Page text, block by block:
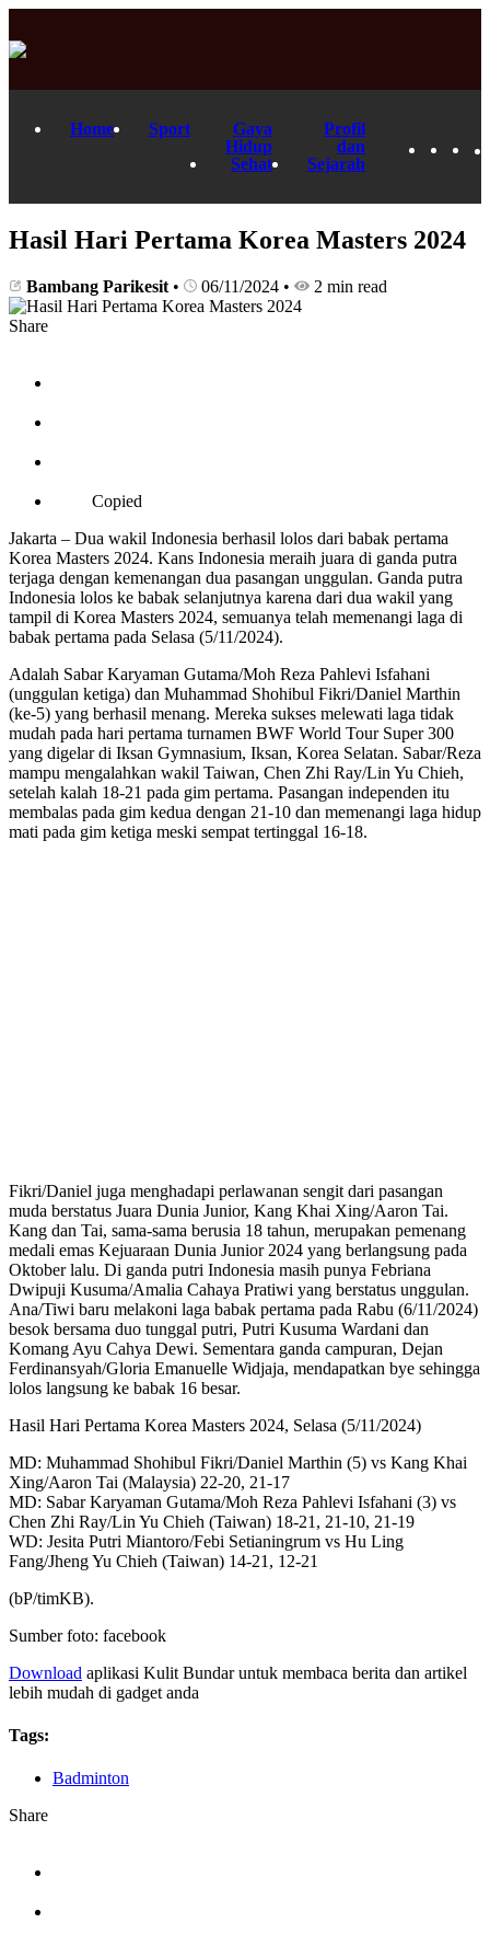
Home Sport
Gaya
Hidup
Sehat
Profil
dan
Sejarah
Hasil Hari Pertama Korea Masters 2024
Bambang Parikesit • 06/11/2024 • 2 min read
Share
Copied
Jakarta – Dua wakil Indonesia berhasil lolos dari babak pertama
Korea Masters 2024. Kans Indonesia meraih juara di ganda putra
terjaga dengan kemenangan dua pasangan unggulan. Ganda putra
Indonesia lolos ke babak selanjutnya karena dari dua wakil yang
tampil di Korea Masters 2024, semuanya telah memenangi laga di
babak pertama pada Selasa (5/11/2024).
Adalah Sabar Karyaman Gutama/Moh Reza Pahlevi Isfahani
(unggulan ketiga) dan Muhammad Shohibul Fikri/Daniel Marthin
(ke-5) yang berhasil menang. Mereka sukses melewati laga tidak
mudah pada hari pertama turnamen BWF World Tour Super 300
yang digelar di Iksan Gymnasium, Iksan, Korea Selatan. Sabar/Reza
mampu mengalahkan wakil Taiwan, Chen Zhi Ray/Lin Yu Chieh,
setelah kalah 18-21 pada gim pertama. Pasangan independen itu
membalas pada gim kedua dengan 21-10 dan memenangi laga hidup
mati pada gim ketiga meski sempat tertinggal 16-18.
Fikri/Daniel juga menghadapi perlawanan sengit dari pasangan
muda berstatus Juara Dunia Junior, Kang Khai Xing/Aaron Tai.
Kang dan Tai, sama-sama berusia 18 tahun, merupakan pemenang
medali emas Kejuaraan Dunia Junior 2024 yang berlangsung pada
Oktober lalu. Di ganda putri Indonesia masih punya Febriana
Dwipuji Kusuma/Amalia Cahaya Pratiwi yang berstatus unggulan.
Ana/Tiwi baru melakoni laga babak pertama pada Rabu (6/11/2024)
besok bersama duo tunggal putri, Putri Kusuma Wardani dan
Komang Ayu Cahya Dewi. Sementara ganda campuran, Dejan
Ferdinansyah/Gloria Emanuelle Widjaja, mendapatkan bye sehingga
lolos langsung ke babak 16 besar.
Hasil Hari Pertama Korea Masters 2024, Selasa (5/11/2024)
MD: Muhammad Shohibul Fikri/Daniel Marthin (5) vs Kang Khai
Xing/Aaron Tai (Malaysia) 22-20, 21-17
MD: Sabar Karyaman Gutama/Moh Reza Pahlevi Isfahani (3) vs
Chen Zhi Ray/Lin Yu Chieh (Taiwan) 18-21, 21-10, 21-19
WD: Jesita Putri Miantoro/Febi Setianingrum vs Hu Ling
Fang/Jheng Yu Chieh (Taiwan) 14-21, 12-21
(bP/timKB).
Sumber foto: facebook
Download aplikasi Kulit Bundar untuk membaca berita dan artikel
lebih mudah di gadget anda
Tags:
Badminton
Share